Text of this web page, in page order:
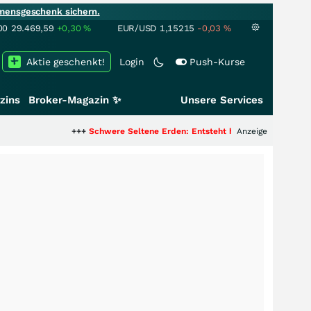
sichern.
29.469,59 +0,30% EUR/USD 1,15215 -0,03 %
Login Push-Kurse
Aktie geschenkt!
Broker-Magazin ✨ Unsere Services
Schwere Seltene Erden: Entsteht hier die nächsteAnzeige